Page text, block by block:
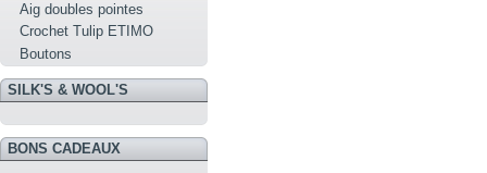
Aig doubles pointes
Crochet Tulip ETIMO
Boutons
SILK'S & WOOL'S
BONS CADEAUX